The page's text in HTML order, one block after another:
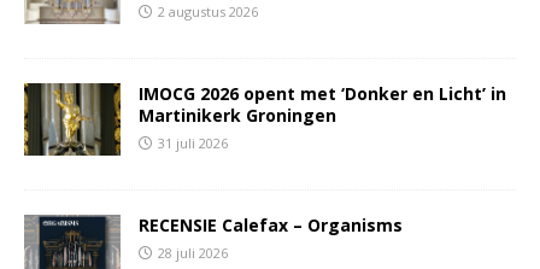
2 augustus 2026
IMOCG 2026 opent met ‘Donker en Licht’ in
Martinikerk Groningen
31 juli 2026
RECENSIE Calefax – Organisms
28 juli 2026